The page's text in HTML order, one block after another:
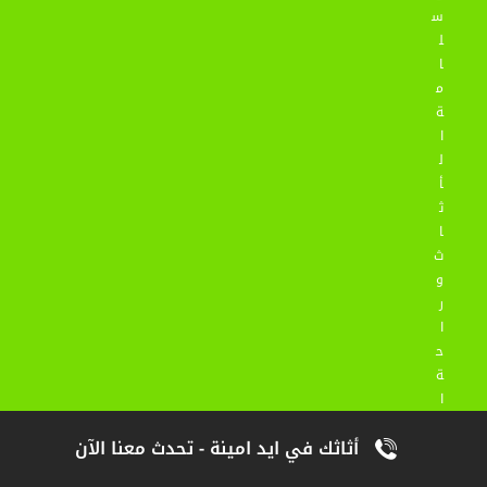
س
ل
ا
م
ة
ا
ل
أ
ث
ا
ث
و
ر
ا
ح
ة
ا
أثاثك في ايد امينة - تحدث معنا الآن